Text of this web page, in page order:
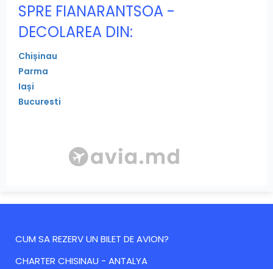
SPRE FIANARANTSOA -
DECOLAREA DIN:
Chișinau
Parma
Iași
Bucuresti
CUM SA REZERV UN BILET DE AVION?
CHARTER CHISINAU - ANTALYA